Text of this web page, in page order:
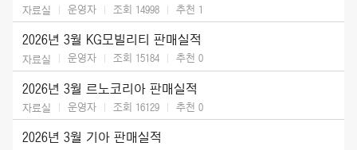
자료실 운영자 조회 14998 추천 1
2026년 3월 KG모빌리티 판매실적
자료실 운영자 조회 15184 추천 0
2026년 3월 르노코리아 판매실적
자료실 운영자 조회 16129 추천 0
2026년 3월 기아 판매실적